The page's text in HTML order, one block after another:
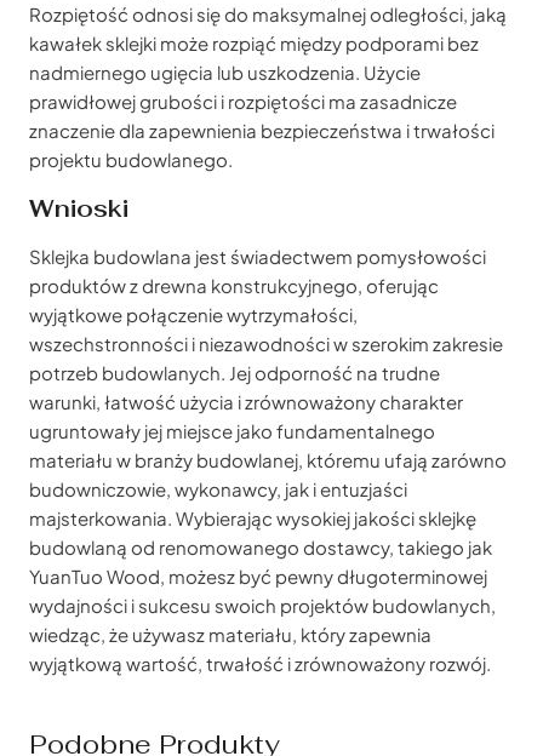
Rozpiętość odnosi się do maksymalnej odległości, jaką
kawałek sklejki może rozpiąć między podporami bez
nadmiernego ugięcia lub uszkodzenia. Użycie
prawidłowej grubości i rozpiętości ma zasadnicze
znaczenie dla zapewnienia bezpieczeństwa i trwałości
projektu budowlanego.
Wnioski
Sklejka budowlana jest świadectwem pomysłowości
produktów z drewna konstrukcyjnego, oferując
wyjątkowe połączenie wytrzymałości,
wszechstronności i niezawodności w szerokim zakresie
potrzeb budowlanych. Jej odporność na trudne
warunki, łatwość użycia i zrównoważony charakter
ugruntowały jej miejsce jako fundamentalnego
materiału w branży budowlanej, któremu ufają zarówno
budowniczowie, wykonawcy, jak i entuzjaści
majsterkowania. Wybierając wysokiej jakości sklejkę
budowlaną od renomowanego dostawcy, takiego jak
YuanTuo Wood, możesz być pewny długoterminowej
wydajności i sukcesu swoich projektów budowlanych,
wiedząc, że używasz materiału, który zapewnia
wyjątkową wartość, trwałość i zrównoważony rozwój.
Podobne Produkty